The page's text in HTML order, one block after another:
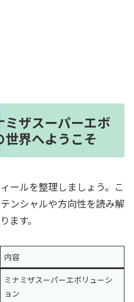
ザスーパーエボ
世界へようこそ
ールを整理しましょう。こ
ンシャルや方向性を読み解
ます。
内容
ミナミザスーパーエボリューシ
ョン